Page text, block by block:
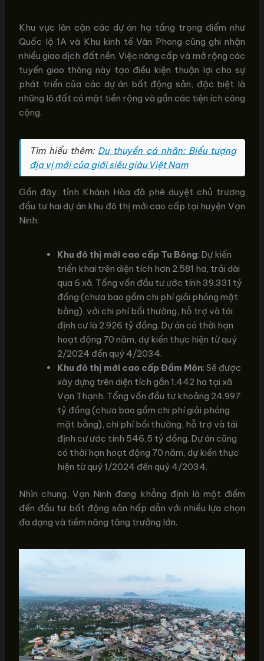
Khu vực lân cận các dự án hạ tầng trọng điểm như
Quốc lộ 1A và Khu kinh tế Vân Phong cũng ghi nhận
nhiều giao dịch đất nền. Việc nâng cấp và mở rộng các
tuyến giao thông này tạo điều kiện thuận lợi cho sự
phát triển của các dự án bất động sản, đặc biệt là
những lô đất có mặt tiền rộng và gần các tiện ích công
cộng.
Tìm hiểu thêm: Du thuyền cá nhân: Biểu tượng
địa vị mới của giới siêu giàu Việt Nam
Gần đây, tỉnh Khánh Hòa đã phê duyệt chủ trương
đầu tư hai dự án khu đô thị mới cao cấp tại huyện Vạn
Ninh:
Khu đô thị mới cao cấp Tu Bông: Dự kiến
triển khai trên diện tích hơn 2.581 ha, trải dài
qua 6 xã. Tổng vốn đầu tư ước tính 39.331 tỷ
đồng (chưa bao gồm chi phí giải phóng mặt
bằng), với chi phí bồi thường, hỗ trợ và tái
định cư là 2.926 tỷ đồng. Dự án có thời hạn
hoạt động 70 năm, dự kiến thực hiện từ quý
2/2024 đến quý 4/2034.
Khu đô thị mới cao cấp Đầm Môn: Sẽ được
xây dựng trên diện tích gần 1.442 ha tại xã
Vạn Thạnh. Tổng vốn đầu tư khoảng 24.997
tỷ đồng (chưa bao gồm chi phí giải phóng
mặt bằng), chi phí bồi thường, hỗ trợ và tái
định cư ước tính 546,5 tỷ đồng. Dự án cũng
có thời hạn hoạt động 70 năm, dự kiến thực
hiện từ quý 1/2024 đến quý 4/2034.
Nhìn chung, Vạn Ninh đang khẳng định là một điểm
đến đầu tư bất động sản hấp dẫn với nhiều lựa chọn
đa dạng và tiềm năng tăng trưởng lớn.